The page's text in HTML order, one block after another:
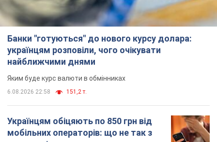
Банки "готуються" до нового курсу долара:
українцям розповіли, чого очікувати
найближчими днями
Яким буде курс валюти в обмінниках
6.08.2026 22:58 151,2 т.
Українцям обіцяють по 850 грн від
мобільних операторів: що не так з